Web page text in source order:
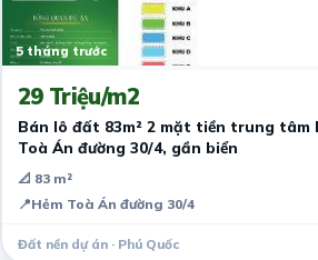
5 tháng trước
29 Triệu/m2
Bán lô đất 83m² 2 mặt tiền trung tâm
Toà Án đường 30/4, gần biển
📐 83 m²
📍Hẻm Toà Án đường 30/4
Đất nền dự án · Phú Quốc